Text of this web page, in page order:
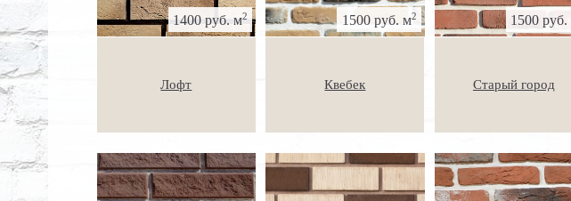
1400 руб. м2
Лофт
1500 руб. м2
Квебек
1500
Старый город